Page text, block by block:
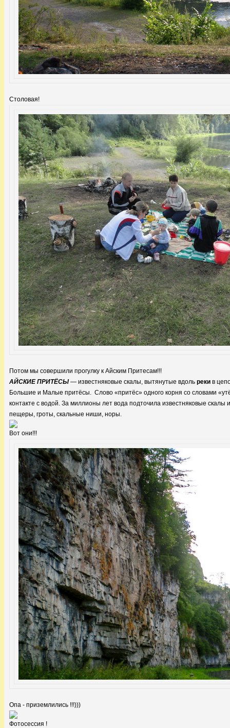
Столовая!
Потом мы совершили прогулку к Айским Притесам!!!
АЙСКИЕ ПРИТЁСЫ— известняковые скалы, вытянутые вдоль реки в
Большие и Малые притёсы. Слово «притёс» одного корня со словами
контакте с водой. За миллионы лет вода подточила известняковые
пещеры, гроты, скальные ниши, норы.
Вот они!!!
Опа - приземлились !!!)))
Фотосессия !